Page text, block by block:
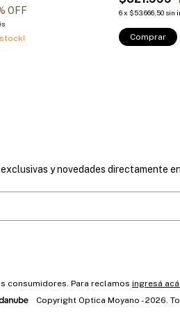
OFF 6x $53.666,50 sin
Comprar
y novedades directamente
consumidores. Para reclamos ingresá acá.
Copyright Optica Moyano - 2026.